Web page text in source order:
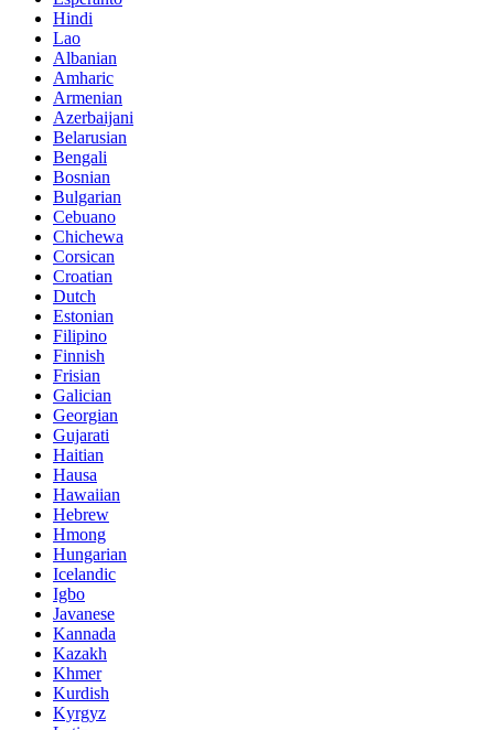
Hindi
Lao
Albanian
Amharic
Armenian
Azerbaijani
Belarusian
Bengali
Bosnian
Bulgarian
Cebuano
Chichewa
Corsican
Croatian
Dutch
Estonian
Filipino
Finnish
Frisian
Galician
Georgian
Gujarati
Haitian
Hausa
Hawaiian
Hebrew
Hmong
Hungarian
Icelandic
Igbo
Javanese
Kannada
Kazakh
Khmer
Kurdish
Kyrgyz